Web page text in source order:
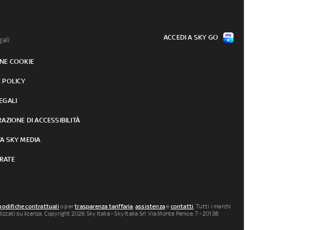
COOKIE
POLICY
DI ACCESSIBILITÀ
SKY MEDIA
ACCEDI A SKY GO
contrattuali o pertrasparenza tariffaria,assistenzae contatti. Tutti i marchi
su licenza. Copyright 2026 Sky Italia - Sky Italia Srl Via Monte Penice, 7 - 20138